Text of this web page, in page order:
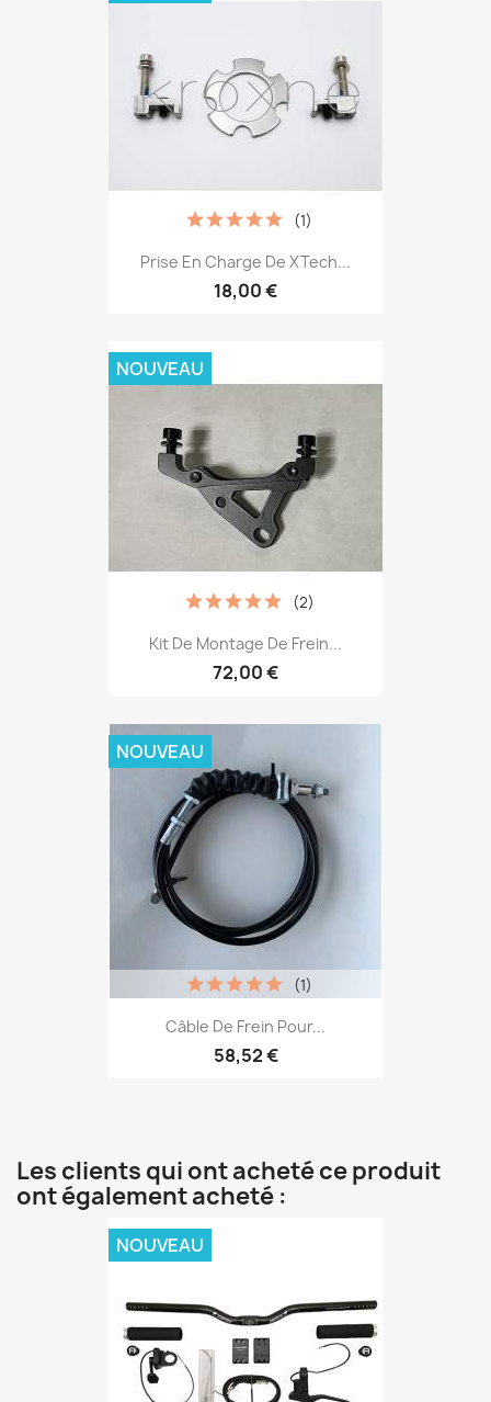
Prise En Charge De XTech...
18,00 €
(1)
Kit De Montage De Frein...
72,00 €
(2)
NOUVEAU
Câble De Frein Pour...
58,52 €
(1)
NOUVEAU
Les clients qui ont acheté ce produit
ont également acheté :
NOUVEAU